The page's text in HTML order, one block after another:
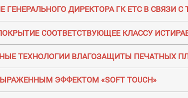
ГЕНЕРАЛЬНОГО ДИРЕКТОРА ГК ЕТС В СВЯЗИ
СООТВЕТСТВУЮЩЕЕ КЛАССУ
ТЕХНОЛОГИИ ВЛАГОЗАЩИТЫ ПЕЧАТНЫХ
ЭФФЕКТОМ «SOFT TOUCH»